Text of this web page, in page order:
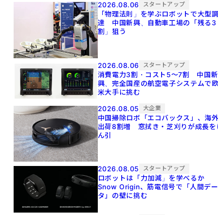
2026.08.06 スタートアップ
「物理法則」を学ぶロボットで大型
達 中国新興、自動車工場の「残る3
割」狙う
2026.08.06 スタートアップ
消費電力3割・コスト5〜7割 中国新
興、完全国産の航空電子システムで
米大手に挑む
2026.08.05
大企業
中国掃除ロボ「エコバックス」、海
出荷8割増 窓拭き・芝刈りが成長を
ん引
2026.08.05 スタートアップ
ロボットは「力加減」を学べるか
Snow Origin、筋電信号で「人間デー
タ」の壁に挑む